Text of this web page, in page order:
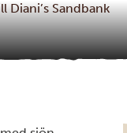
Diani’s Sandbank